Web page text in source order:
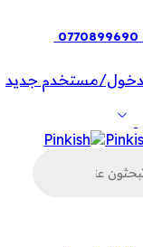
0770899690
مستخدم جديد